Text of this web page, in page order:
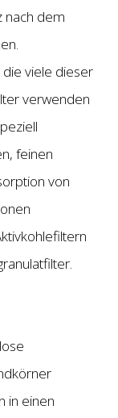
nach dem
die viele dieser
verwenden
feinen
von
in einen